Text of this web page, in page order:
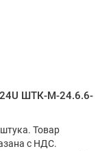
ШТК-М-24.6.6-
Товар
с НДС.